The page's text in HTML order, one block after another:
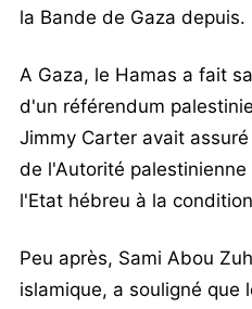
la Bande de Gaza depuis.
A Gaza, le Hamas a fait
d'un référendum
Jimmy Carter avait
de l'Autorité
l'Etat hébreu à la
Peu après, Sami Abou
islamique, a souligné que